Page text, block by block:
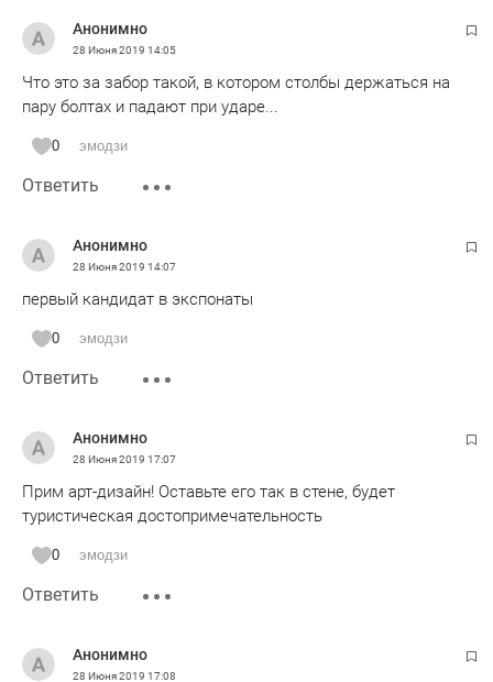
Анонимно
28 Июня 2019 14:05
Что это за забор такой, в котором столбы держаться на
пару болтах и падают при ударе...
0 эмодзи
Ответить
Анонимно
28 Июня 2019 14:07
первый кандидат в экспонаты
0 эмодзи
Ответить
Анонимно
28 Июня 2019 17:07
Прим арт-дизайн! Оставьте его так в стене, будет
туристическая достопримечательность
0 эмодзи
Ответить
Анонимно
28 Июня 2019 17:08